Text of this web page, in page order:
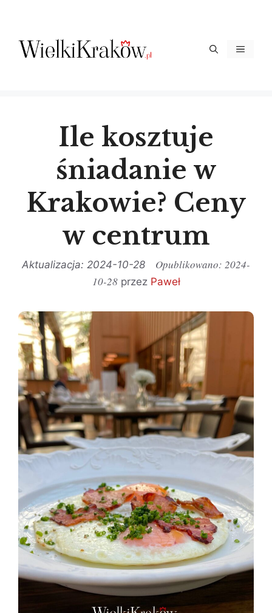
treści
Menu
Ile kosztuje
śniadanie w
Krakowie? Ceny
w centrum
2024-10-28
2024-
10-28 przez Paweł